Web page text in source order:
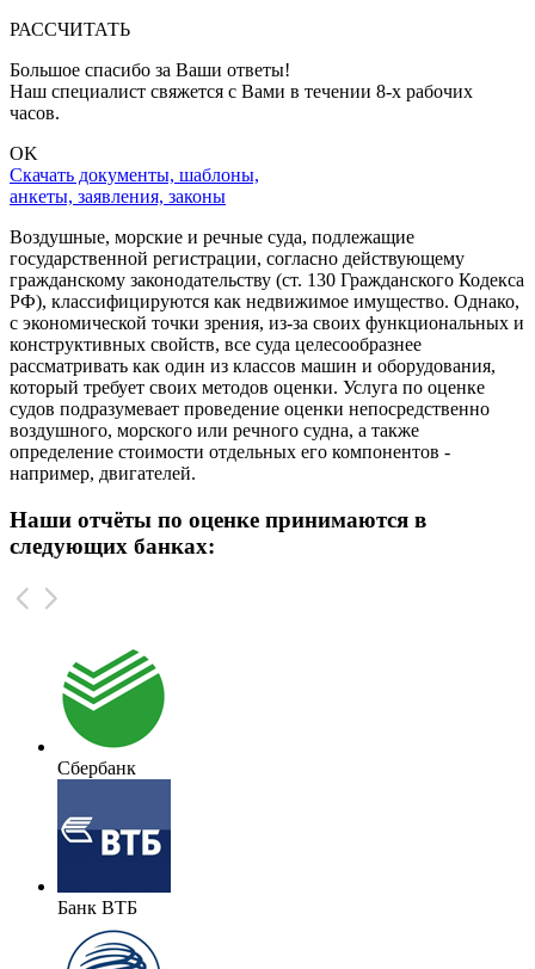
РАССЧИТАТЬ
Большое спасибо за Ваши ответы!
Наш специалист свяжется с Вами в течении 8-x рабочих
часов.
OK
Скачать документы, шаблоны,
анкеты, заявления, законы
Воздушные, морские и речные суда, подлежащие
государственной регистрации, согласно действующему
гражданскому законодательству (ст. 130 Гражданского Кодекса
РФ), классифицируются как недвижимое имущество. Однако,
с экономической точки зрения, из-за своих функциональных и
конструктивных свойств, все суда целесообразнее
рассматривать как один из классов машин и оборудования,
который требует своих методов оценки. Услуга по оценке
судов подразумевает проведение оценки непосредственно
воздушного, морского или речного судна, а также
определение стоимости отдельных его компонентов -
например, двигателей.
Наши отчёты по оценке принимаются в
следующих банках:
Сбербанк
Банк ВТБ